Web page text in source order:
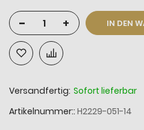
- + IN DEN
Versandfertig: Sofort lieferbar
Artikelnummer: H2229-051-14